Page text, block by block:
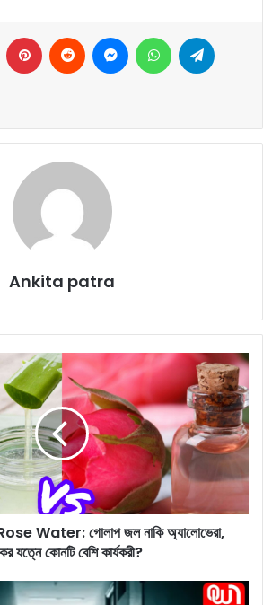
Ankita patra
Water: গোলাপ জল নাকি অ্যালোভেরা,
যত্নে কোনটি বেশি কার্যকরী?